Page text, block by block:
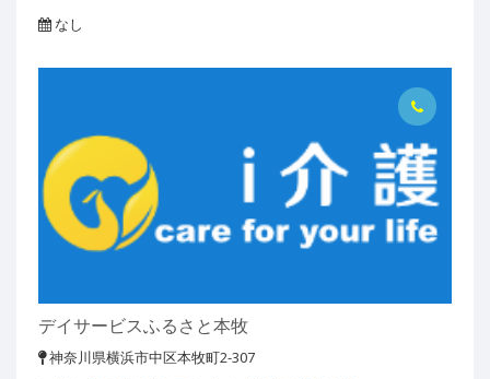
なし
デイサービスふるさと本牧
神奈川県横浜市中区本牧町2-307